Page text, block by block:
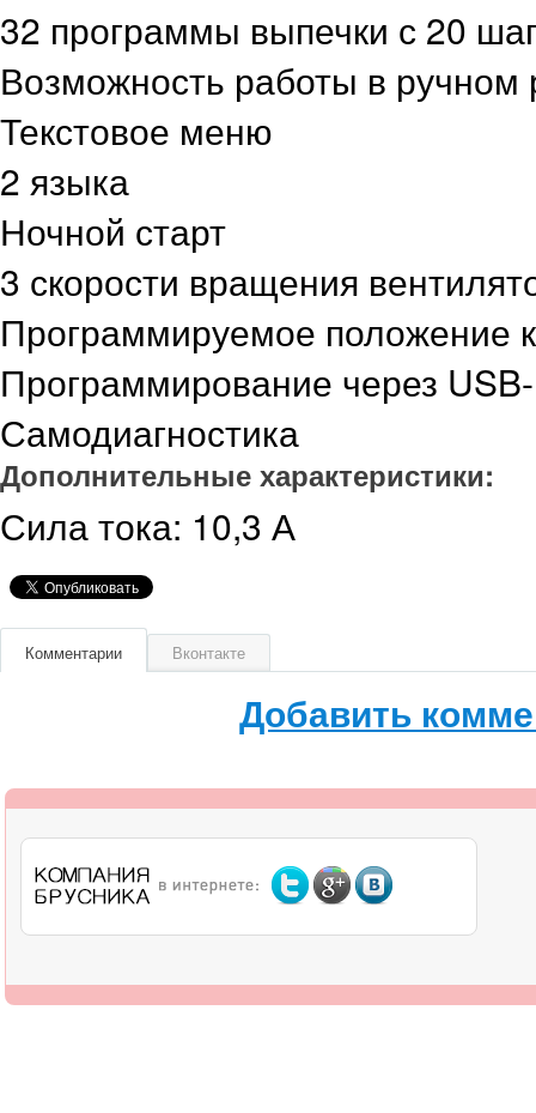
32 программы выпечки с 20
Возможность работы в
Текстовое меню
2 языка
Ночной старт
3 скорости вращения
Программируемое положение
Программирование через
Самодиагностика
Дополнительные характеристики:
Сила тока: 10,3 А
Комментарии Вконтакте
Добавить